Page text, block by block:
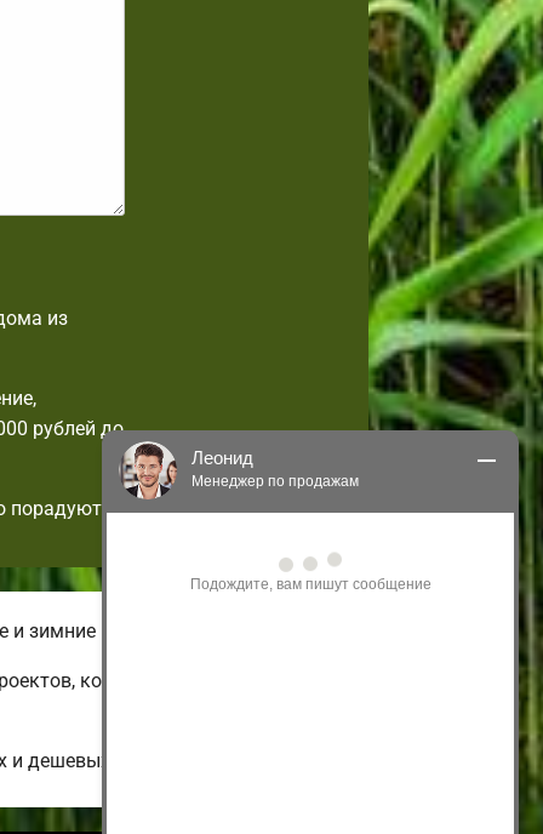
из
рублей до
порадуют!
зимние комплектации домов.
которые возможно
дешевых до больших коттеджей.
Леонид
Менеджер по продажам
проконсультировать Вас по нашим
акциям и проектам.